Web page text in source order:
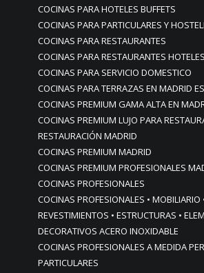
COCINAS PARA HOTELES BUFFETS
COCINAS PARA PARTICULARES Y
COCINAS PARA RESTAURANTES
COCINAS PARA RESTAURANTES
COCINAS PARA SERVICIO DOMESTICO
COCINAS PARA TERRAZAS EN MADRID
COCINAS PREMIUM GAMA ALTA EN
COCINAS PREMIUM LUJO PARA
RESTAURACIÓN MADRID
COCINAS PREMIUM MADRID
COCINAS PREMIUM PROFESIONALES
COCINAS PROFESIONALES
COCINAS PROFESIONALES • MOBILIARIO
REVESTIMIENTOS • ESTRUCTURAS •
DECORATIVOS ACERO INOXIDABLE
COCINAS PROFESIONALES A MEDIDA
PARTICULARES